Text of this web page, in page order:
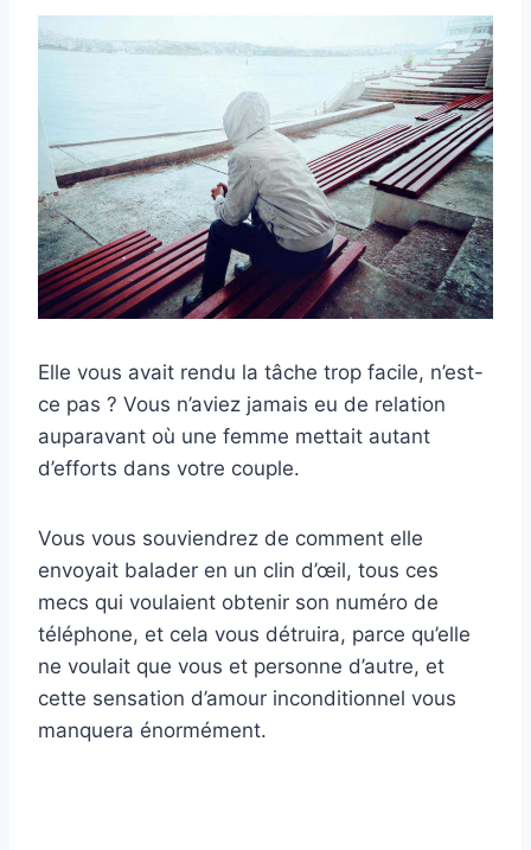
Elle vous avait rendu la tâche trop facile, n’est-
ce pas ? Vous n’aviez jamais eu de relation
auparavant où une femme mettait autant
d’efforts dans votre couple.
Vous vous souviendrez de comment elle
envoyait balader en un clin d’œil, tous ces
mecs qui voulaient obtenir son numéro de
téléphone, et cela vous détruira, parce qu’elle
ne voulait que vous et personne d’autre, et
cette sensation d’amour inconditionnel vous
manquera énormément.